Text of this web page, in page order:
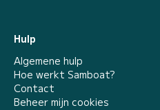
Hulp
Algemene hulp
Hoe werkt Samboat?
Contact
Beheer mijn cookies